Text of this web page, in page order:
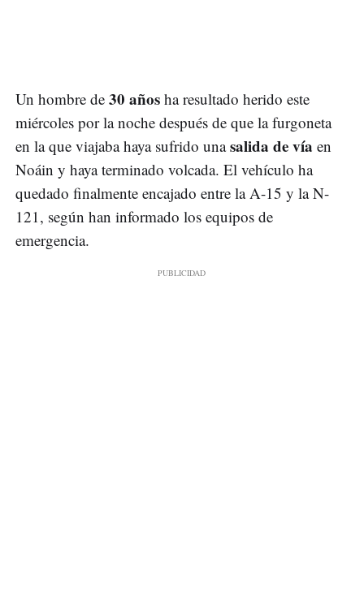
Un hombre de 30 años ha resultado herido este
miércoles por la noche después de que la furgoneta
en la que viajaba haya sufrido unasalida de vía en
Noáin y haya terminado volcada. El vehículo ha
quedado finalmente encajado entre la A-15 y la N-
121, según han informado los equipos de
emergencia.